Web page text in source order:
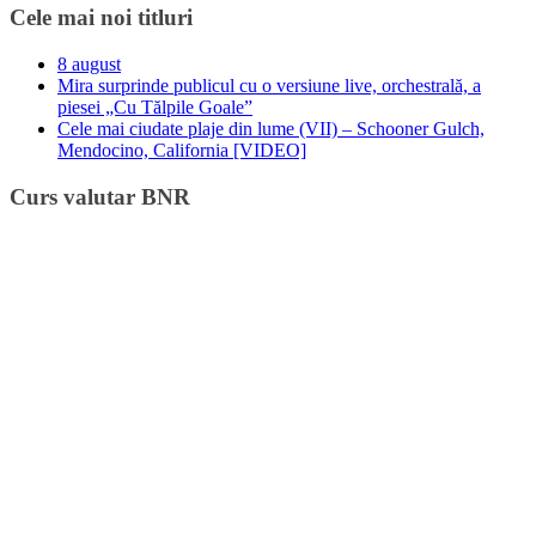
Cele mai noi titluri
8 august
Mira surprinde publicul cu o versiune live, orchestrală, a
piesei „Cu Tălpile Goale”
Cele mai ciudate plaje din lume (VII) – Schooner Gulch,
Mendocino, California [VIDEO]
Curs valutar BNR